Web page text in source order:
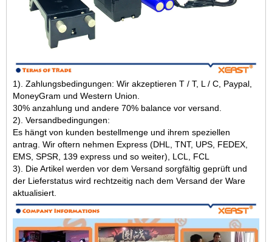
1). Zahlungsbedingungen: Wir akzeptieren T / T, L / C, Paypal,
MoneyGram und Western Union.
30% anzahlung und andere 70% balance vor versand.
2). Versandbedingungen:
Es hängt von kunden bestellmenge und ihrem speziellen
antrag. Wir oftern nehmen Express (DHL, TNT, UPS, FEDEX,
EMS, SPSR, 139 express und so weiter), LCL, FCL
3). Die Artikel werden vor dem Versand sorgfältig geprüft und
der Lieferstatus wird rechtzeitig nach dem Versand der Ware
aktualisiert.